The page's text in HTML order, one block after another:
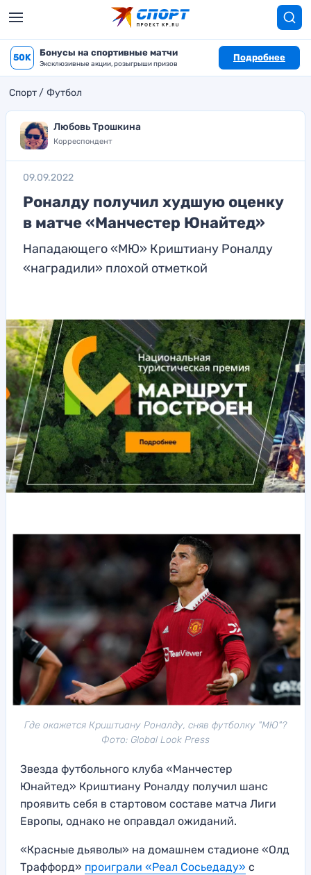
50K Бонусы на спортивные матчи
Эксклюзивные акции, розыгрыши призов
Подробнее
Спорт Футбол
Любовь Трошкина
Корреспондент
09.09.2022
Роналду получил худшую оценку
в матче «Манчестер Юнайтед»
Нападающего «МЮ» Криштиану Роналду
«наградили» плохой отметкой
Где окажется Криштиану Роналду, сняв футболку "МЮ"?
Фото: Global Look Press
Звезда футбольного клуба «Манчестер
Юнайтед» Криштиану Роналду получил шанс
проявить себя в стартовом составе матча Лиги
Европы, однако не оправдал ожиданий.
«Красные дьяволы» на домашнем стадионе «Олд
Траффорд» проиграли «Реал Сосьедаду» с